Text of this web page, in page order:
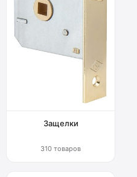
Защелки
310 товаров